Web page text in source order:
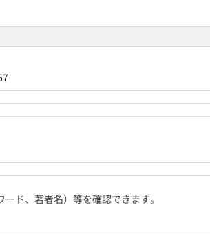
ド、著者名）等を確認できます。